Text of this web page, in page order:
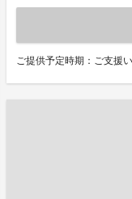
ご提供予定時期：ご支援